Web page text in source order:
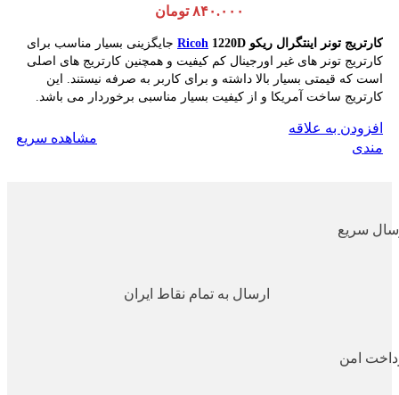
۸۴۰.۰۰۰ تومان
کارتریج تونر اینتگرال ریکو Ricoh 1220D
جایگزینی بسیار مناسب برای
کارتریج تونر های غیر اورجینال کم کیفیت و همچنین کارتریج های اصلی
است که قیمتی بسیار بالا داشته و برای کاربر به صرفه نیستند. این
کارتریج ساخت آمریکا و از کیفیت بسیار مناسبی برخوردار می باشد.
افزودن به علاقه
مندی
مشاهده سریع
سریع
ارسال به تمام نقاط ایران
امن